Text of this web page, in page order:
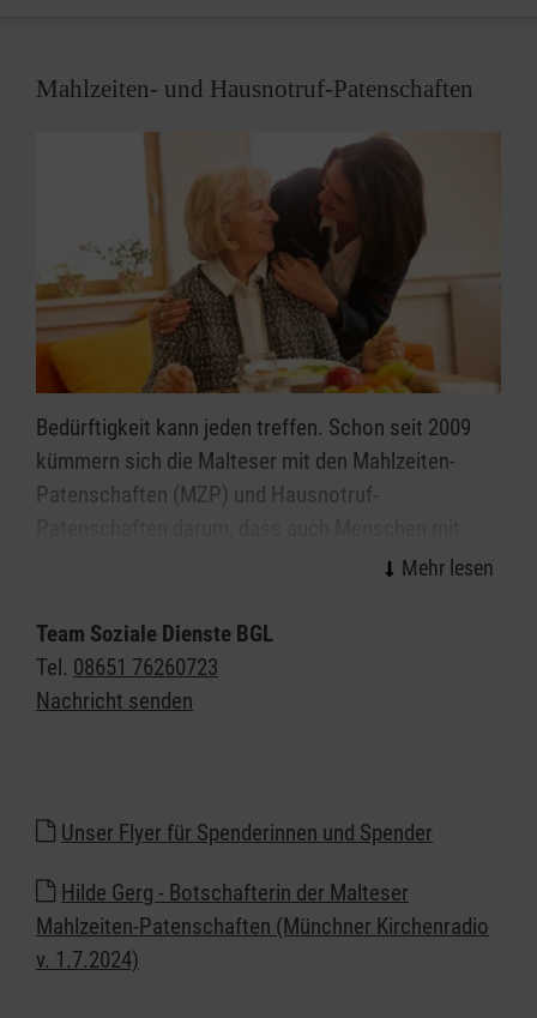
Mahlzeiten- und Hausnotruf-Patenschaften
Bedürftigkeit kann jeden treffen. Schon seit 2009
kümmern sich die Malteser mit den Mahlzeiten-
Patenschaften (MZP) und Hausnotruf-
geringem Einkommen immer gut versorgt sind:
mit einem frischen, gesunden Mittagessen
mit einem freundlichen Wort
mit dem Malteser Hausnotruf, falls Ihnen etwas
zustößt
Wer kann eine Mahlzeiten-Patenschaft beantragen?
Genießen Sie täglich ein bekömmliches Mittagessen
und nutzen Sie die Sicherheit des Malteser
Hausnotrufs. Und das völlig kostenfrei für Sie,
Team Soziale Dienste BGL
Tel. 08651 76260723
Nachricht senden
Unser Flyer für Spenderinnen und Spender
Hilde Gerg - Botschafterin der Malteser
Mahlzeiten-Patenschaften (Münchner Kirchenradio
v. 1.7.2024)